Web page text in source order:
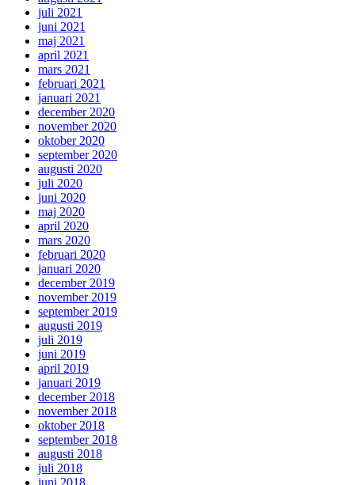
juli 2021
juni 2021
maj 2021
april 2021
mars 2021
februari 2021
januari 2021
december 2020
november 2020
oktober 2020
september 2020
augusti 2020
juli 2020
juni 2020
maj 2020
april 2020
mars 2020
februari 2020
januari 2020
december 2019
november 2019
september 2019
augusti 2019
juli 2019
juni 2019
april 2019
januari 2019
december 2018
november 2018
oktober 2018
september 2018
augusti 2018
juli 2018